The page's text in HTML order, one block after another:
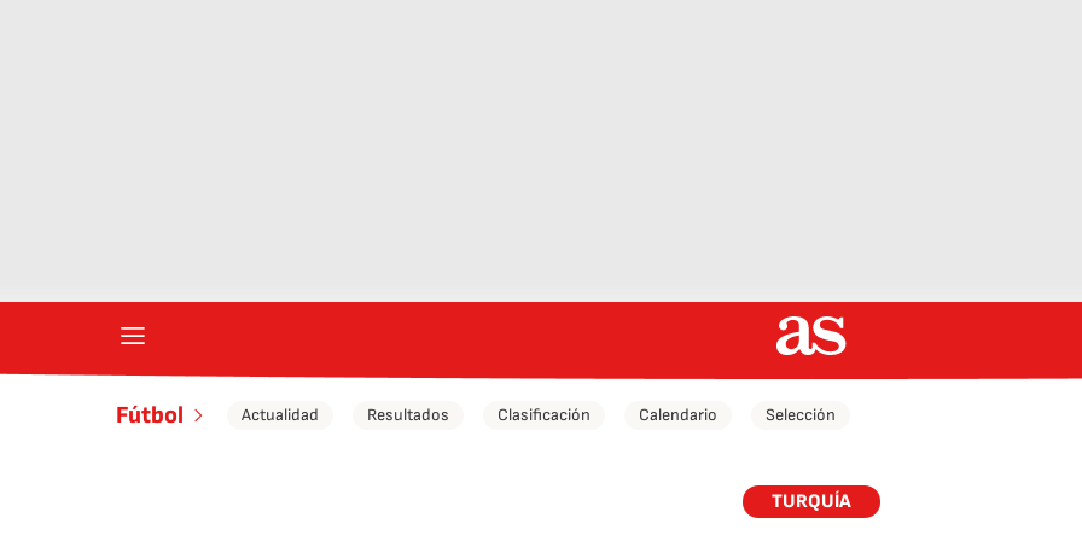
Fútbol Actualidad Resultados Clasificación Calendario Selección
TURQUÍA